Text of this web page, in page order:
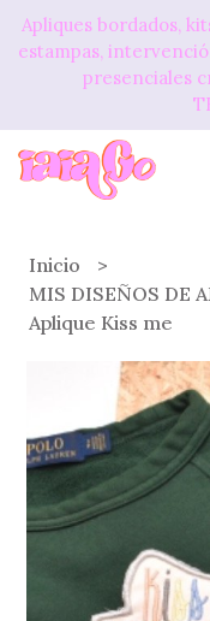
Apliques bordados,
estampas,
presenciales
Inicio
MIS DISEÑOS DE
Aplique Kiss me